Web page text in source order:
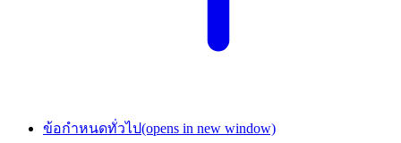
ข้อกำหนดทั่วไป(opens in new window)